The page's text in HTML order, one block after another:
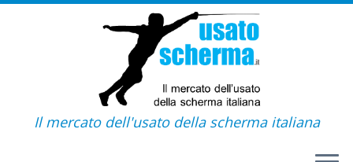
Il mercato dell'usato della scherma italiana